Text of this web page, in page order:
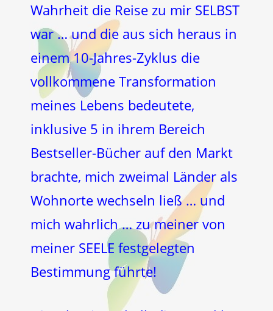
Wahrheit die Reise zu mir SELBST
war … und die aus sich heraus in
einem 10-Jahres-Zyklus die
vollkommene Transformation
meines Lebens bedeutete,
inklusive 5 in ihrem Bereich
Bestseller-Bücher auf den Markt
brachte, mich zweimal Länder als
Wohnorte wechseln ließ … und
mich wahrlich … zu meiner von
meiner SEELE festgelegten
Bestimmung führte!